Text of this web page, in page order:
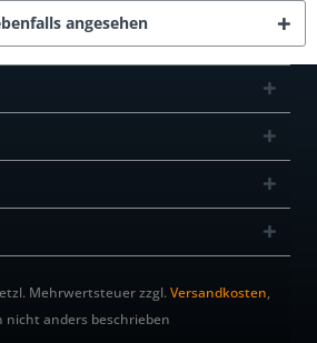
angesehen
Mehrwertsteuer zzgl.Versandkosten,
nicht anders beschrieben